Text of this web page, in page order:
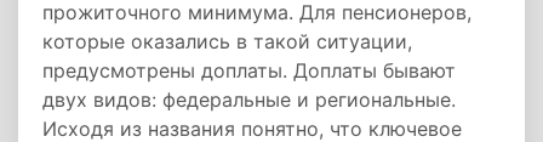
прожиточного минимума. Для пенсионеров,
которые оказались в такой ситуации,
предусмотрены доплаты. Доплаты бывают
двух видов: федеральные и региональные.
Исходя из названия понятно, что ключевое